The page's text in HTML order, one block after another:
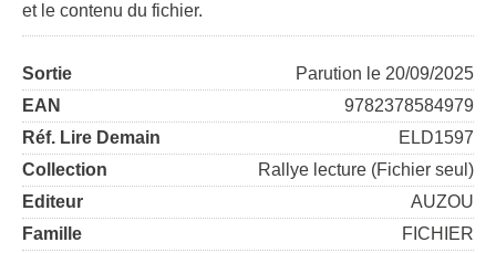
et le contenu du fichier.
Sortie
Parution le 20/09/2025
EAN
9782378584979
Réf. Lire Demain
ELD1597
Collection
Rallye lecture (Fichier seul)
Editeur
AUZOU
Famille
FICHIER